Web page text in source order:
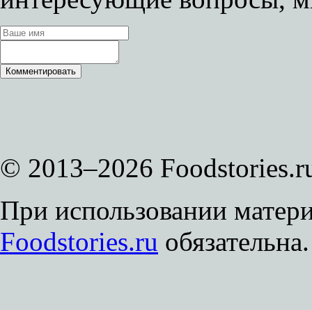
© 2013–2026
При использовании
Foodstories.ru обязательна.